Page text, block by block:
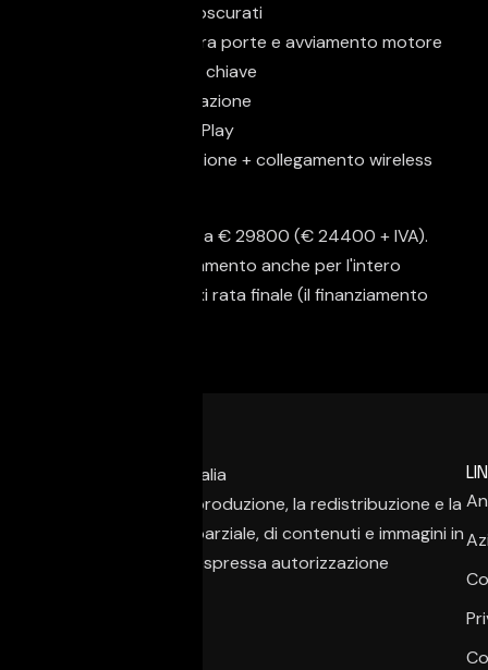
vetri posteriori oscurati
apertura/chiusura porte e avviamento motore
senza l'uso della chiave
sistema di navigazione
sistema AppCarPlay
ricarica ad induzione + collegamento wireless
Auto con IVA esposta € 29800 (€ 24400 + IVA).
Possibilita' di finanziamento anche per l'intero
importo e/o con maxi rata finale (il finanziamento
È vietata la copia, la riproduzione, la redistribuzione e la
pubblicazione, anche parziale, di contenuti e immagini in
qualsiasi forma, salvo espressa autorizzazione